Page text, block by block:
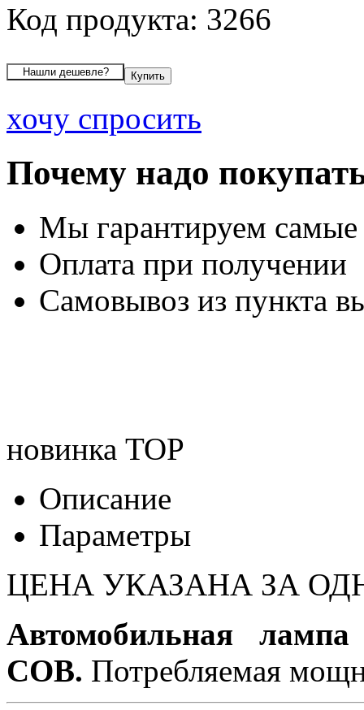
Код продукта: 3266
хочу спросить
Почему надо
Мы гарантируем
Оплата при получении
Самовывоз из пункта
новинка TOP
Описание
Параметры
ЦЕНА УКАЗАНА ЗА
Автомобильная
COB. Потребляемая